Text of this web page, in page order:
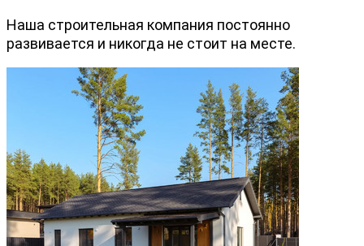
Наша строительная компания постоянно
развивается и никогда не стоит на месте.